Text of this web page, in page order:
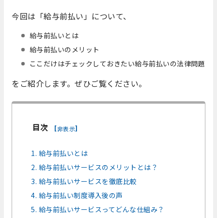
今回は「給与前払い」について、
給与前払いとは
給与前払いのメリット
ここだけはチェックしておきたい給与前払いの法律問題
をご紹介します。ぜひご覧ください。
目次 [非表示]
1. 給与前払いとは
2. 給与前払いサービスのメリットとは？
3. 給与前払いサービスを徹底比較
4. 給与前払い制度導入後の声
5. 給与前払いサービスってどんな仕組み？